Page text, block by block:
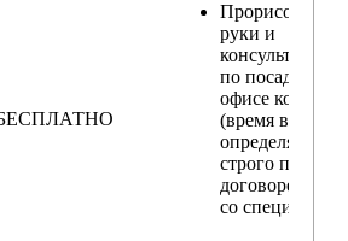
Прорисовка от
руки и
по посадкам в
офисе
(время встречи
определяется
строго по
со